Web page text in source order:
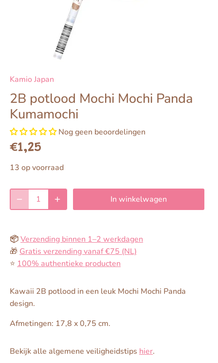
Kamio Japan
2B potlood Mochi Mochi Panda
Kumamochi
Nog geen beoordelingen
€1,25
13 op voorraad
In winkelwagen
📦Verzending binnen 1–2 werkdagen
🎁 Gratis verzending vanaf €75 (NL)
⭐️ 100% authentieke producten
Kawaii 2B potlood in een leuk Mochi Mochi Panda
design.
Afmetingen: 17,8 x 0,75 cm.
Bekijk alle algemene veiligheidstips hier.